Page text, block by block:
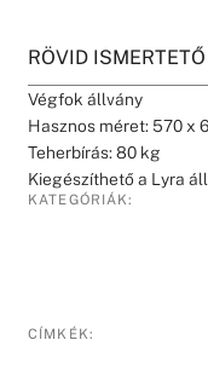
RÖVID ISMERTETŐ
Végfok állvány
Hasznos méret: 570 x
Teherbírás: 80 kg
Kiegészíthető a Lyra
KATEGÓRIÁK:
CÍMKÉK: